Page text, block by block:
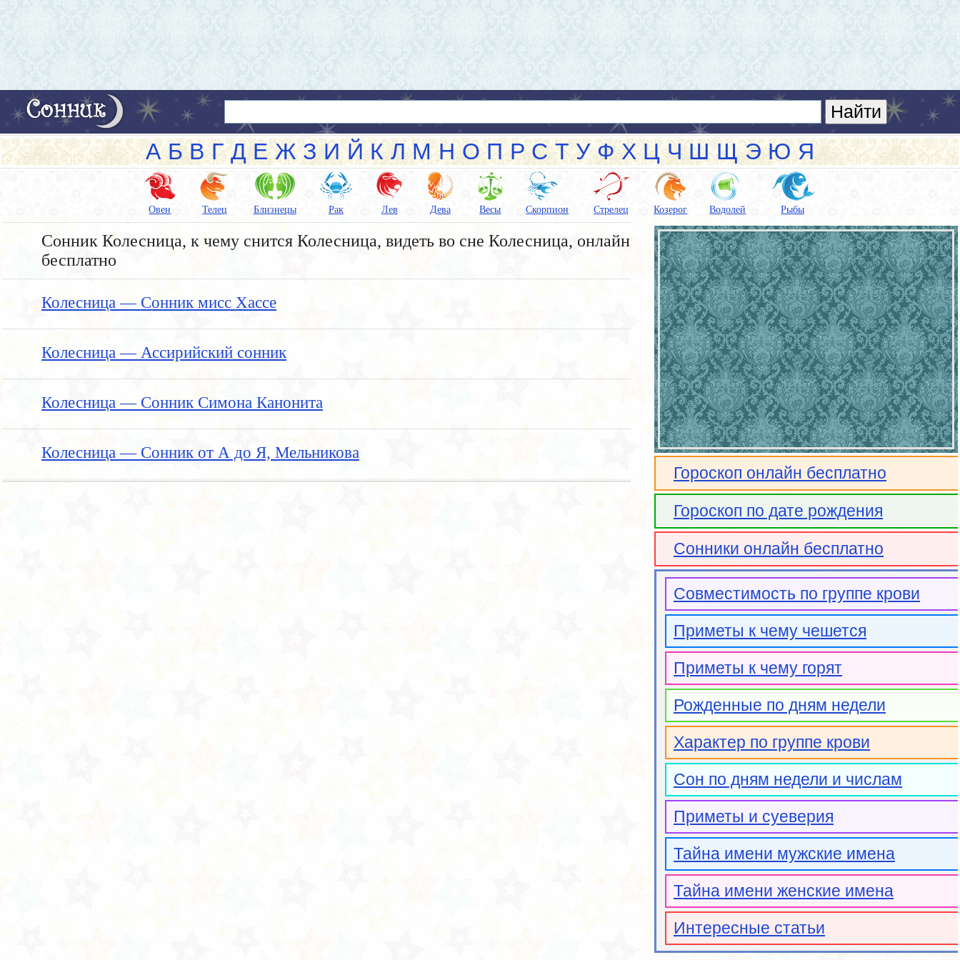
А Б В Г Д Е Ж З И Й К Л М Н О П Р С Т У Ф Х Ц Ч Ш Щ Э Ю Я
Овен Телец Близнецы Рак Лев Дева Весы Скорпион Стрелец Козерог Водолей Рыбы
Сонник Колесница, к чему снится Колесница, видеть во сне Колесница, онлайн
бесплатно
Колесница — Сонник мисс Хассе
Колесница — Ассирийский сонник
Колесница — Сонник Симона Канонита
Колесница — Сонник от А до Я, Мельникова
Гороскоп онлайн бесплатно
Гороскоп по дате рождения
Сонники онлайн бесплатно
Совместимость по группе крови
Приметы к чему чешется
Приметы к чему горят
Рожденные по дням недели
Характер по группе крови
Сон по дням недели и числам
Приметы и суеверия
Тайна имени мужские имена
Тайна имени женские имена
Интересные статьи